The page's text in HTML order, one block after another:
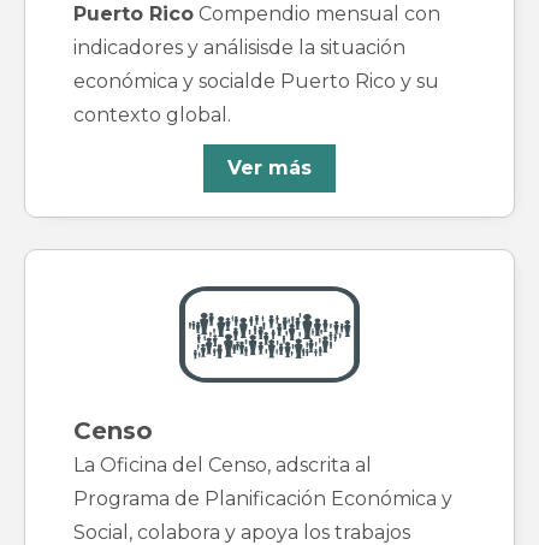
Puerto Rico Compendio mensual con
indicadores y análisisde la situación
económica y socialde Puerto Rico y su
contexto global.
Ver más
Censo
La Oficina del Censo, adscrita al
Programa de Planificación Económica y
Social, colabora y apoya los trabajos